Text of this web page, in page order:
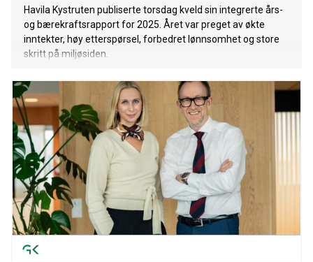
Havila Kystruten publiserte torsdag kveld sin integrerte års-
og bærekraftsrapport for 2025. Året var preget av økte
inntekter, høy etterspørsel, forbedret lønnsomhet og store
skritt på miljøsiden.